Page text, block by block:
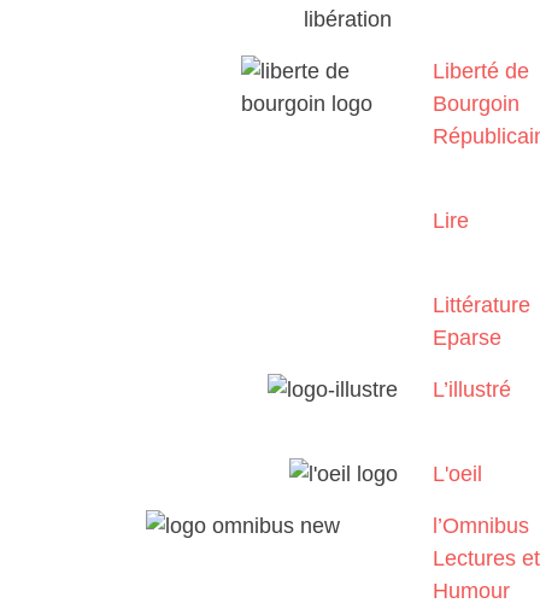
Liberté de
Bourgoin
Lire
Littérature
Eparse
L’illustré
L'oeil
l’Omnibus
Lectures et
Humour